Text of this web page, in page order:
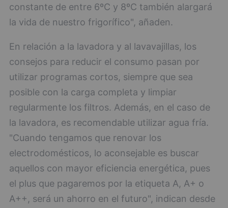
constante de entre 6ºC y 8ºC también alargará
la vida de nuestro frigorífico", añaden.
En relación a la lavadora y al lavavajillas, los
consejos para reducir el consumo pasan por
utilizar programas cortos, siempre que sea
posible con la carga completa y limpiar
regularmente los filtros. Además, en el caso de
la lavadora, es recomendable utilizar agua fría.
"Cuando tengamos que renovar los
electrodomésticos, lo aconsejable es buscar
aquellos con mayor eficiencia energética, pues
el plus que pagaremos por la etiqueta A, A+ o
A++, será un ahorro en el futuro", indican desde